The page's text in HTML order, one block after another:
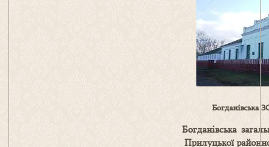
Богданівська
Богданівська
Прилуцької